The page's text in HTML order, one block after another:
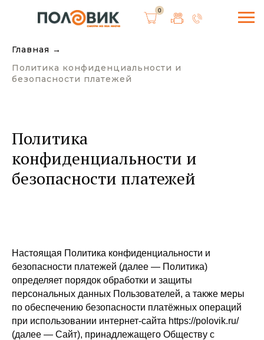
0
Главная →
Политика конфиденциальности и
безопасности платежей
Политика
конфиденциальности и
безопасности платежей
Настоящая Политика конфиденциальности и
безопасности платежей (далее — Политика)
определяет порядок обработки и защиты
персональных данных Пользователей, а также меры
по обеспечению безопасности платёжных операций
при использовании интернет-сайта https://polovik.ru/
(далее — Сайт), принадлежащего Обществу с